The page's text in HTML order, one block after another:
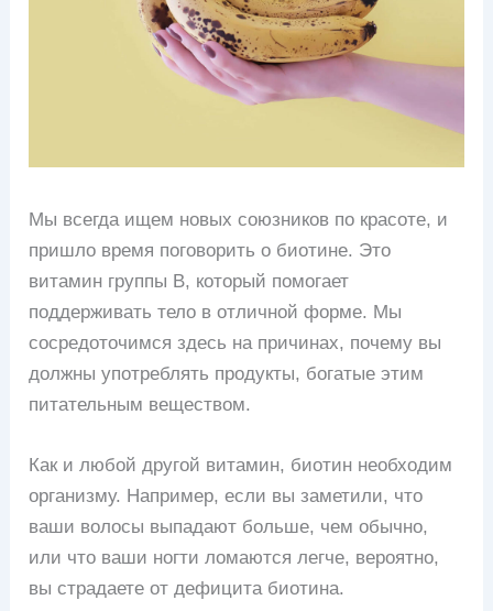
Мы всегда ищем новых союзников по красоте, и
пришло время поговорить о биотине. Это
витамин группы В, который помогает
поддерживать тело в отличной форме. Мы
сосредоточимся здесь на причинах, почему вы
должны употреблять продукты, богатые этим
питательным веществом.
Как и любой другой витамин, биотин необходим
организму. Например, если вы заметили, что
ваши волосы выпадают больше, чем обычно,
или что ваши ногти ломаются легче, вероятно,
вы страдаете от дефицита биотина.